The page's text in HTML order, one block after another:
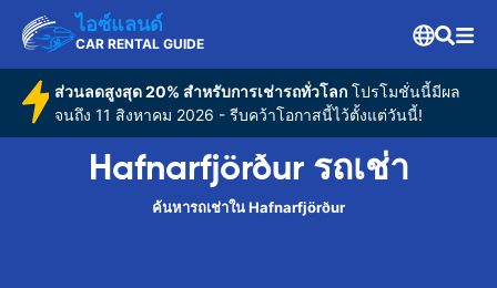
ไอซ์แลนด์
CAR RENTAL GUIDE
ส่วนลดสูงสุด 20% สำหรับการเช่ารถทั่วโลกโปรโมชั่นนี้มีผล
จนถึง 11 สิงหาคม 2026 - รีบคว้าโอกาสนี้ไว้ตั้งแต่วันนี้!
Hafnarfjörður รถเช่า
ค้นหารถเช่าใน Hafnarfjörður